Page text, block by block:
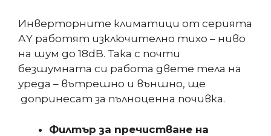
Инверторните климатици от серията
АY работят изключително тихо – ниво
на шум до 18dB. Така с почти
безшумната си работа двете тела на
уреда – вътрешно и външно, ще
допринесат за пълноценна почивка.
Филтър за пречистване на